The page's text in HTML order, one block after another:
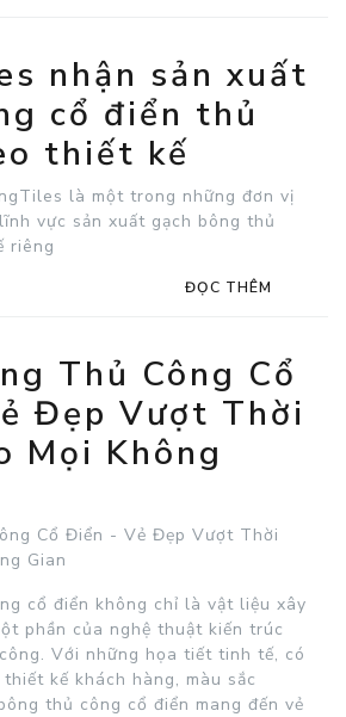
nhận sản xuất
cổ điển thủ
thiết kế
là một trong những đơn vị
vực sản xuất gạch bông thủ
riêng
ĐỌC THÊM
Thủ Công Cổ
Đẹp Vượt Thời
Mọi Không
Cổ Điển - Vẻ Đẹp Vượt Thời
Gian
cổ điển không chỉ là vật liệu xây
phần của nghệ thuật kiến trúc
Với những họa tiết tinh tế, có
kế khách hàng, màu sắc
thủ công cổ điển mang đến vẻ